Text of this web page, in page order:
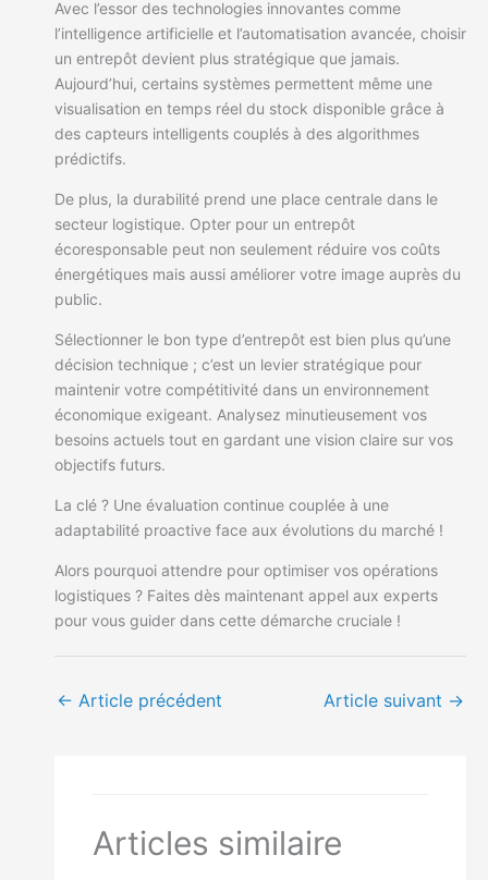
Avec l’essor des technologies innovantes comme
l’intelligence artificielle et l’automatisation avancée, choisir
un entrepôt devient plus stratégique que jamais.
Aujourd’hui, certains systèmes permettent même une
visualisation en temps réel du stock disponible grâce à
des capteurs intelligents couplés à des algorithmes
prédictifs.
De plus, la durabilité prend une place centrale dans le
secteur logistique. Opter pour un entrepôt
écoresponsable peut non seulement réduire vos coûts
énergétiques mais aussi améliorer votre image auprès du
public.
Sélectionner le bon type d’entrepôt est bien plus qu’une
décision technique ; c’est un levier stratégique pour
maintenir votre compétitivité dans un environnement
économique exigeant. Analysez minutieusement vos
besoins actuels tout en gardant une vision claire sur vos
objectifs futurs.
La clé ? Une évaluation continue couplée à une
adaptabilité proactive face aux évolutions du marché !
Alors pourquoi attendre pour optimiser vos opérations
logistiques ? Faites dès maintenant appel aux experts
pour vous guider dans cette démarche cruciale !
← Article précédent Article suivant →
Articles similaire